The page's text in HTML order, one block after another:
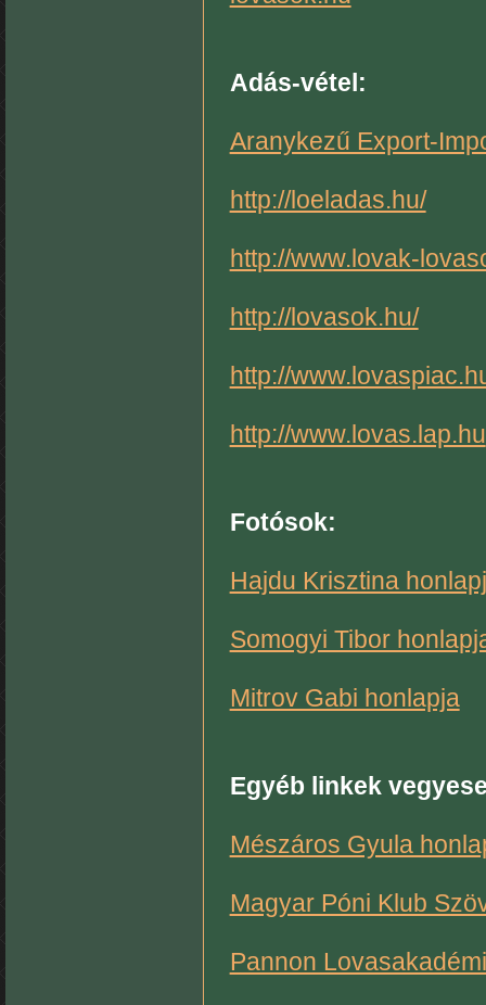
Adás-vétel:
Aranykezű Export-
http://loeladas.hu/
http://www.lovak-
http://lovasok.hu/
http://
http://www.lovas.lap.hu
Fotósok:
Hajdu Krisztina
Somogyi Tibor
Mitrov Gabi honlapja
Egyéb linkek
Mészáros Gyula
Magyar Póni Klub
Pannon